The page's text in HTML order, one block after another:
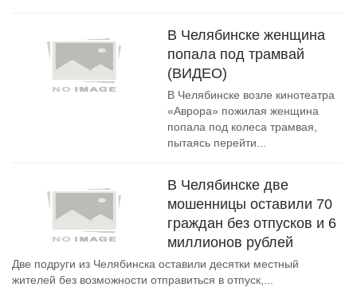
В Челябинске женщина
попала под трамвай
(ВИДЕО)
В Челябинске возле кинотеатра
«Аврора» пожилая женщина
попала под колеса трамвая,
пытаясь перейти...
В Челябинске две
мошенницы оставили 70
граждан без отпусков и 6
миллионов рублей
Две подруги из Челябинска оставили десятки местный
жителей без возможности отправиться в отпуск,...